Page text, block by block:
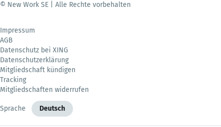
© New Work SE | Alle Rechte vorbehalten
Impressum
AGB
Datenschutz bei XING
Datenschutzerklärung
Mitgliedschaft kündigen
Tracking
Mitgliedschaften widerrufen
Sprache Deutsch